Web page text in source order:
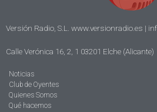
Versión Radio, S.L. www.versionradio.es |
Calle Verónica 16, 2, 1 03201 Elche (Alicante)
Noticias
Club de Oyentes
Quienes Somos
Qué hacemos